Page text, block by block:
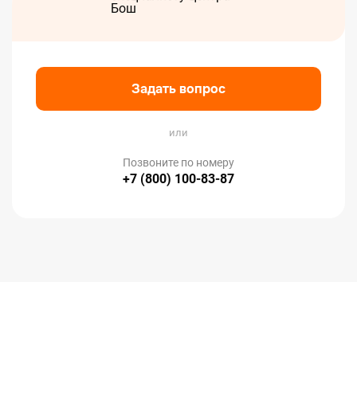
Задать вопрос
или
Позвоните по номеру
+7 (800) 100-83-87